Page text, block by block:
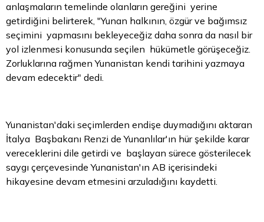
anlaşmaların temelinde olanların gereğini yerine
getirdiğini belirterek, "Yunan halkının, özgür ve bağımsız
seçimini yapmasını bekleyeceğiz daha sonra da nasıl bir
yol izlenmesi konusunda seçilen hükümetle görüşeceğiz.
Zorluklarına rağmen Yunanistan kendi tarihini yazmaya
devam edecektir" dedi.
Yunanistan'daki seçimlerden endişe duymadığını aktaran
İtalya Başbakanı Renzi de Yunanlılar'ın hür şekilde karar
vereceklerini dile getirdi ve başlayan sürece gösterilecek
saygı çerçevesinde Yunanistan'ın AB içerisindeki
hikayesine devam etmesini arzuladığını kaydetti.